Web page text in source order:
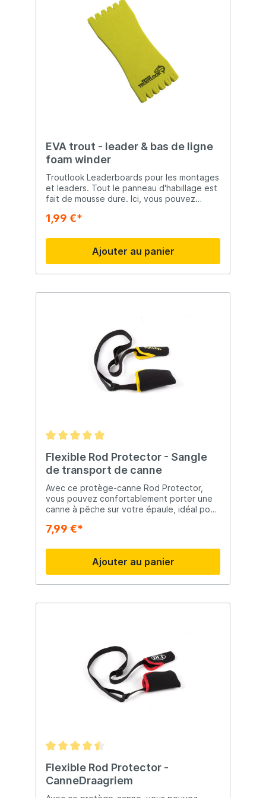
EVA trout - leader & bas de ligne
foam winder
Troutlook Leaderboards pour les montages
et leaders. Tout le panneau d'habillage est
fait de mousse dure. Ici, vous pouvez
leader sur les dents à double face de la
marque exclusive pour les chasseurs de
truites à succès ! La gamme Troutlook a
été développée en collaboration avec des
professionnels de la truite.
1,99 €*
Ajouter au panier
Flexible Rod Protector - Sangle
de transport de canne
Avec ce protège-canne Rod Protector,
vous pouvez confortablement porter une
canne à pêche sur votre épaule, idéal pour
de deux banderoles et d'une sangle de
emporter la canne avec vous et avoir les
mains libres, ce qui est également idéal
pour le vélo !
7,99 €*
Ajouter au panier
Flexible Rod Protector -
CanneDraagriem